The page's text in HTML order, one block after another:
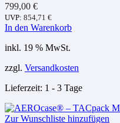
799,00 €
UVP: 854,71 €
In den Warenkorb
inkl. 19 % MwSt.
zzgl. Versandkosten
Lieferzeit: 1 - 3 Tage
Zur Wunschliste hinzufügen